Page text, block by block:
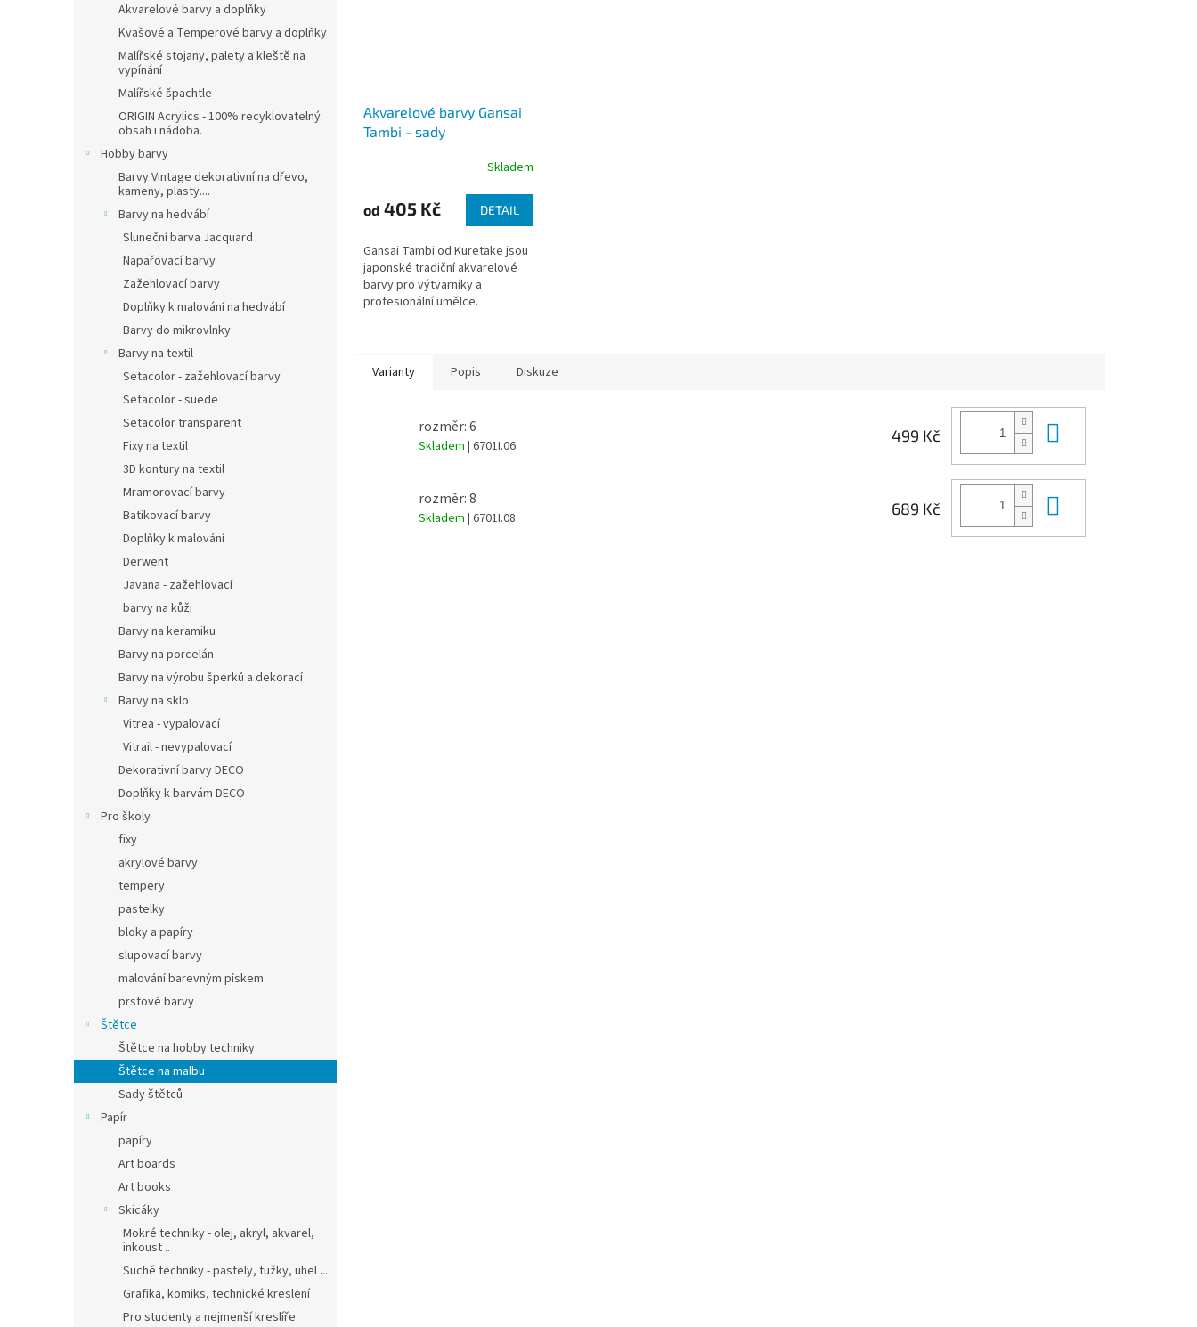
Akvarelové barvy a doplňky
Kvašové a Temperové barvy a doplňky
Malířské stojany, palety a kleště na
vypínání
Malířské špachtle
ORIGIN Acrylics - 100% recyklovatelný
obsah i nádoba.
Hobby barvy
Barvy Vintage dekorativní na dřevo,
kameny, plasty....
Barvy na hedvábí
Sluneční barva Jacquard
Napařovací barvy
Zažehlovací barvy
Doplňky k malování na hedvábí
Barvy do mikrovlnky
Barvy na textil
Setacolor - zažehlovací barvy
Setacolor - suede
Setacolor transparent
Fixy na textil
3D kontury na textil
Mramorovací barvy
Batikovací barvy
Doplňky k malování
Derwent
Javana - zažehlovací
barvy na kůži
Barvy na keramiku
Barvy na porcelán
Barvy na výrobu šperků a dekorací
Barvy na sklo
Vitrea - vypalovací
Vitrail - nevypalovací
Dekorativní barvy DECO
Doplňky k barvám DECO
Pro školy
fixy
akrylové barvy
tempery
pastelky
bloky a papíry
slupovací barvy
malování barevným pískem
prstové barvy
Štětce
Štětce na hobby techniky
Štětce na malbu
Sady štětců
Papír
papíry
Art boards
Art books
Skicáky
Mokré techniky - olej, akryl, akvarel,
inkoust ..
Suché techniky - pastely, tužky, uhel ...
Grafika, komiks, technické kreslení
Pro studenty a nejmenší kreslíře
Akvarelové barvy Gansai
Tambi - sady
Skladem
od 405 Kč DETAIL
Gansai Tambi od Kuretake jsou
japonské tradiční akvarelové
barvy pro výtvarníky a
profesionální umělce.
Varianty Popis Diskuze
rozměr: 6
Skladem | 6701I.06
499 Kč
rozměr: 8
Skladem | 6701I.08
689 Kč